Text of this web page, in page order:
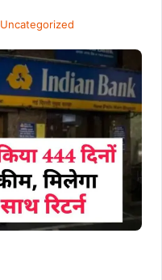
Uncategorized